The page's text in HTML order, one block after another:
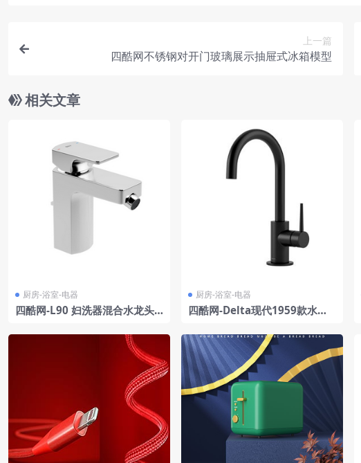
上一篇
四酷网不锈钢对开门玻璃展示抽屉式冰箱模型
相关文章
厨房-浴室-电器
四酷网-L90 妇洗器混合水龙头
Roca
厨房-浴室-电器
四酷网-Delta现代1959款水龙